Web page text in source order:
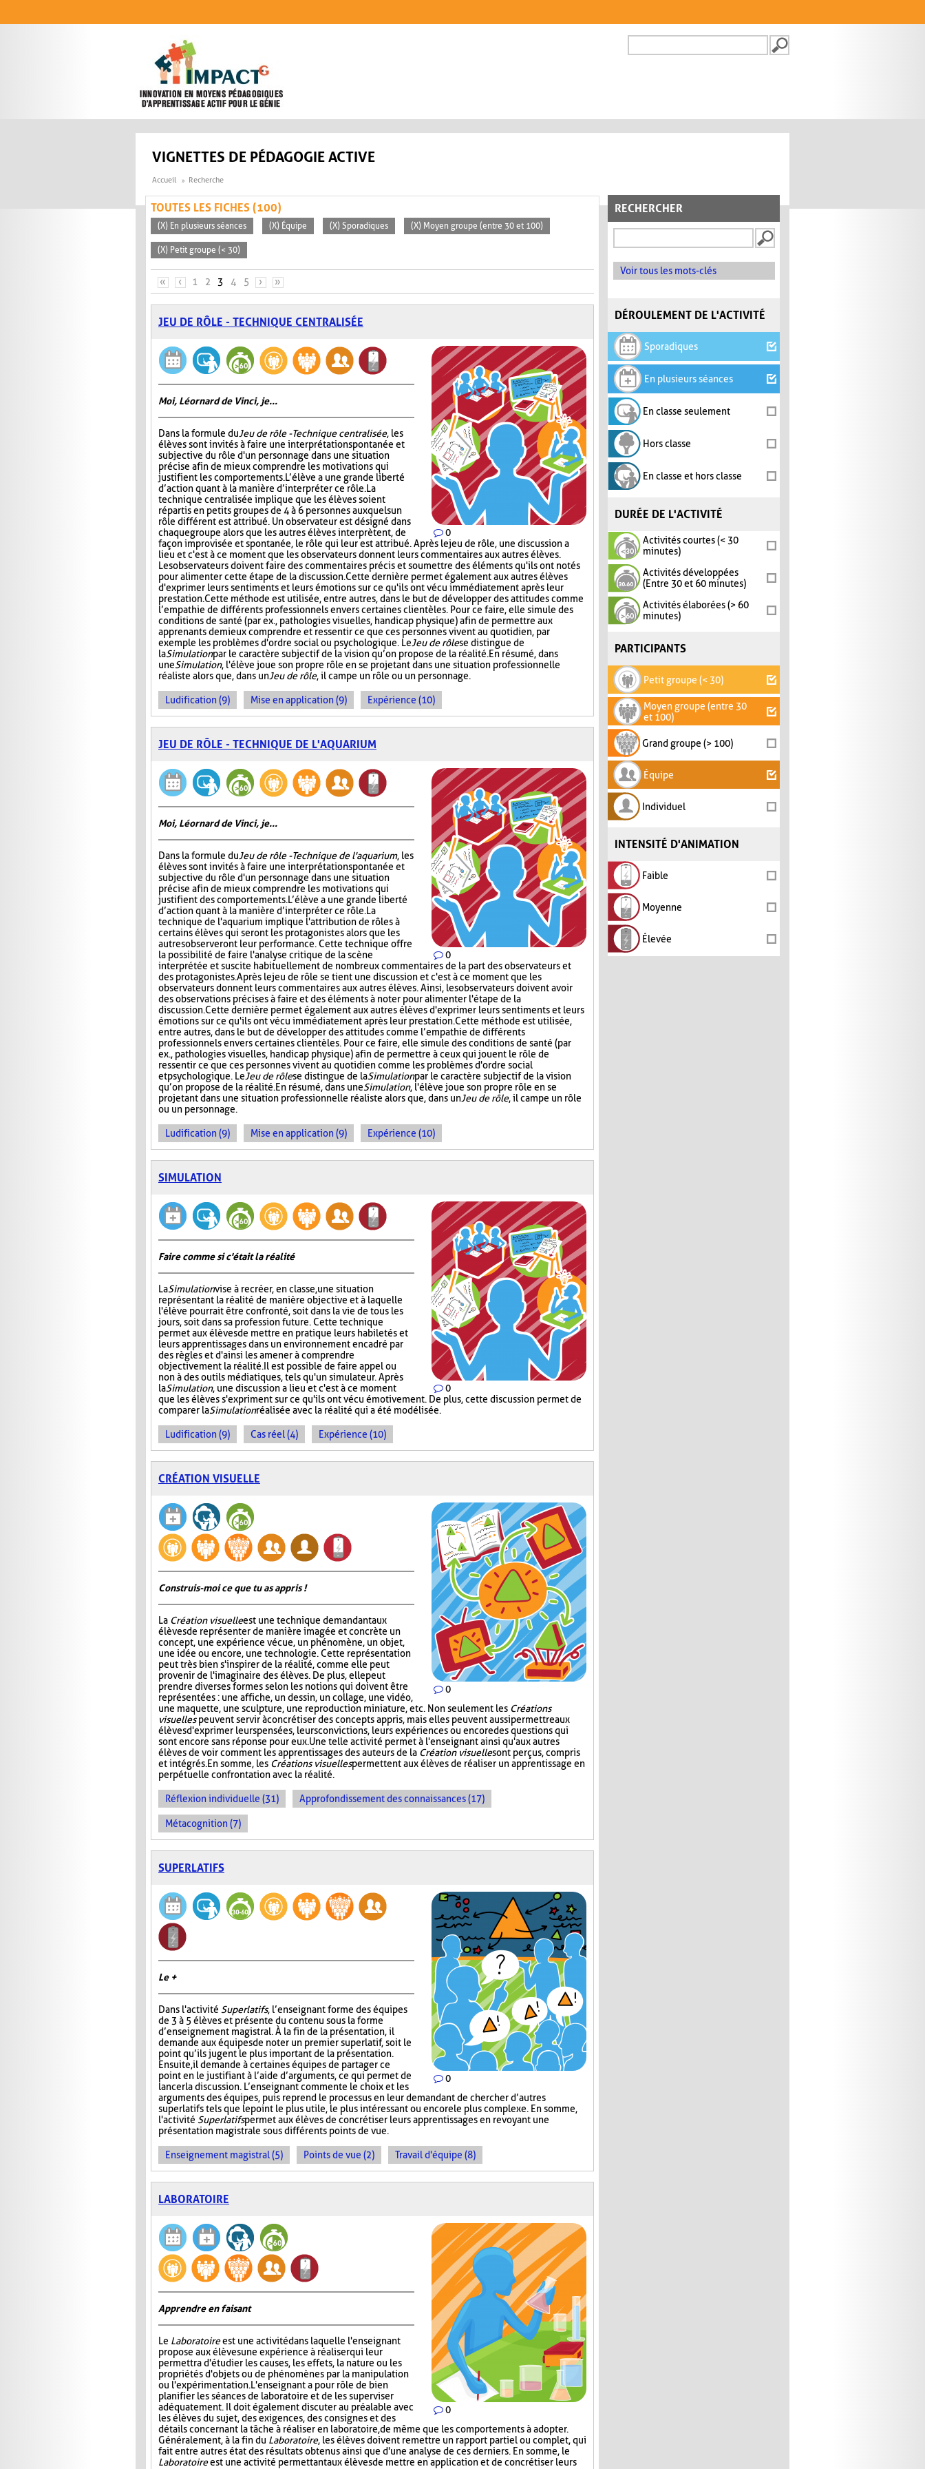
FORMULAIRE DE
VIGNETTES DE PÉDAGOGIE ACTIVE
Accueil Recherche
RECHERCHER
Voir tous les mots-clés
DÉROULEMENT DE L'ACTIVITÉ
Sporadiques
En plusieurs séances
En classe seulement
Hors classe
En classe et hors classe
DURÉE DE L'ACTIVITÉ
Activités courtes (< 30
minutes)
Activités développées
(Entre 30 et 60 minutes)
Activités élaborées (> 60
minutes)
PARTICIPANTS
Petit groupe (< 30)
Moyen groupe (entre 30
et 100)
Grand groupe (> 100)
Équipe
Individuel
INTENSITÉ D'ANIMATION
Faible
Moyenne
Élevée
TOUTES LES FICHES (100)
(X) En plusieurs séances (X) Équipe (X) Sporadiques (X) Moyen groupe (entre 30 et 100)
(X) Petit groupe (< 30)
PAGES
« ‹ 1 2 3 4 5 › »
JEU DE RÔLE - TECHNIQUE CENTRALISÉE
0
Moi, Léornard de Vinci, je...
Dans la formule duJeu de rôle - Technique centralisée, les
élèves sont invités à faire une interprétation spontanée et
subjective du rôle d'un personnage dans une situation
précise afin de mieux comprendre les motivations qui
justifient les comportements. L’élève a une grande liberté
d’action quant à la manière d’interpréter ce rôle. La
technique centralisée implique que les élèves soient
répartis en petits groupes de 4 à 6 personnes auxquels un
rôle différent est attribué. Un observateur est désigné dans
chaque groupe alors que les autres élèves interprètent, de
façon improvisée et spontanée, le rôle qui leur est attribué. Après le jeu de rôle, une discussion a
lieu et c'est à ce moment que les observateurs donnent leurs commentaires aux autres élèves.
Les observateurs doivent faire des commentaires précis et soumettre des éléments qu'ils ont notés
pour alimenter cette étape de la discussion. Cette dernière permet également aux autres élèves
d'exprimer leurs sentiments et leurs émotions sur ce qu'ils ont vécu immédiatement après leur
prestation. Cette méthode est utilisée, entre autres, dans le but de développer des attitudes comme
l’empathie de différents professionnels envers certaines clientèles. Pour ce faire, elle simule des
conditions de santé (par ex., pathologies visuelles, handicap physique) afin de permettre aux
apprenants de mieux comprendre et ressentir ce que ces personnes vivent au quotidien, par
exemple les problèmes d'ordre social ou psychologique. LeJeu de rôlese distingue de
laSimulationpar le caractère subjectif de la vision qu’on propose de la réalité. En résumé, dans
uneSimulation, l'élève joue son propre rôle en se projetant dans une situation professionnelle
réaliste alors que, dans unJeu de rôle, il campe un rôle ou un personnage.
Ludification (9) Mise en application (9) Expérience (10)
JEU DE RÔLE - TECHNIQUE DE L'AQUARIUM
0
Moi, Léornard de Vinci, je...
Dans la formule duJeu de rôle - Technique de l'aquarium, les
élèves sont invités à faire une interprétation spontanée et
subjective du rôle d'un personnage dans une situation
précise afin de mieux comprendre les motivations qui
justifient des comportements. L’élève a une grande liberté
d’action quant à la manière d’interpréter ce rôle. La
technique de l'aquarium implique l'attribution de rôles à
certains élèves qui seront les protagonistes alors que les
autres observeront leur performance. Cette technique offre
la possibilité de faire l'analyse critique de la scène
interprétée et suscite habituellement de nombreux commentaires de la part des observateurs et
des protagonistes. Après le jeu de rôle se tient une discussion et c'est à ce moment que les
observateurs donnent leurs commentaires aux autres élèves. Ainsi, les observateurs doivent avoir
des observations précises à faire et des éléments à noter pour alimenter l'étape de la
discussion. Cette dernière permet également aux autres élèves d'exprimer leurs sentiments et leurs
émotions sur ce qu'ils ont vécu immédiatement après leur prestation. Cette méthode est utilisée,
entre autres, dans le but de développer des attitudes comme l’empathie de différents
professionnels envers certaines clientèles. Pour ce faire, elle simule des conditions de santé (par
ex., pathologies visuelles, handicap physique) afin de permettre à ceux qui jouent le rôle de
ressentir ce que ces personnes vivent au quotidien comme les problèmes d'ordre social
et psychologique. LeJeu de rôlese distingue de laSimulationpar le caractère subjectif de la vision
qu’on propose de la réalité. En résumé, dans uneSimulation, l'élève joue son propre rôle en se
projetant dans une situation professionnelle réaliste alors que, dans unJeu de rôle, il campe un rôle
ou un personnage.
Ludification (9) Mise en application (9) Expérience (10)
SIMULATION
0
Faire comme si c'était la réalité
LaSimulationvise à recréer, en classe, une situation
représentant la réalité de manière objective et à laquelle
l'élève pourrait être confronté, soit dans la vie de tous les
jours, soit dans sa profession future. Cette technique
permet aux élèves de mettre en pratique leurs habiletés et
leurs apprentissages dans un environnement encadré par
des règles et d'ainsi les amener à comprendre
objectivement la réalité. Il est possible de faire appel ou
non à des outils médiatiques, tels qu'un simulateur. Après
laSimulation, une discussion a lieu et c'est à ce moment
que les élèves s'expriment sur ce qu'ils ont vécu émotivement. De plus, cette discussion permet de
comparer laSimulationréalisée avec la réalité qui a été modélisée.
Ludification (9) Cas réel (4) Expérience (10)
CRÉATION VISUELLE
0
Construis-moi ce que tu as appris !
La Création visuelleest une technique demandant aux
élèves de représenter de manière imagée et concrète un
concept, une expérience vécue, un phénomène, un objet,
une idée ou encore, une technologie. Cette représentation
peut très bien s'inspirer de la réalité, comme elle peut
provenir de l'imaginaire des élèves. De plus, elle peut
prendre diverses formes selon les notions qui doivent être
représentées : une affiche, un dessin, un collage, une vidéo,
une maquette, une sculpture, une reproduction miniature, etc. Non seulement les Créations
visuellespeuvent servir à concrétiser des concepts appris, mais elles peuvent aussi permettre aux
élèves d'exprimer leurs pensées, leurs convictions, leurs expériences ou encore des questions qui
sont encore sans réponse pour eux. Une telle activité permet à l'enseignant ainsi qu'aux autres
élèves de voir comment les apprentissages des auteurs de la Création visuellesont perçus, compris
et intégrés. En somme, les Créations visuellespermettent aux élèves de réaliser un apprentissage en
perpétuelle confrontation avec la réalité.
Réflexion individuelle (31) Approfondissement des connaissances (17)
Métacognition (7)
SUPERLATIFS
0
Le +
Dans l'activité Superlatifs, l’enseignant forme des équipes
de 3 à 5 élèves et présente du contenu sous la forme
d’enseignement magistral. À la fin de la présentation, il
demande aux équipes de noter un premier superlatif, soit le
point qu’ils jugent le plus important de la présentation.
Ensuite, il demande à certaines équipes de partager ce
point en le justifiant à l’aide d’arguments, ce qui permet de
lancer la discussion. L’enseignant commente le choix et les
arguments des équipes, puis reprend le processus en leur demandant de chercher d’autres
superlatifs tels que le point le plus utile, le plus intéressant ou encore le plus complexe. En somme,
l'activité Superlatifspermet aux élèves de concrétiser leurs apprentissages en revoyant une
présentation magistrale sous différents points de vue.
Enseignement magistral (5) Points de vue (2) Travail d'équipe (8)
LABORATOIRE
0
Apprendre en faisant
Le Laboratoireest une activité dans laquelle l'enseignant
propose aux élèves une expérience à réaliser qui leur
permettra d'étudier les causes, les effets, la nature ou les
propriétés d'objets ou de phénomènes par la manipulation
ou l'expérimentation. L'enseignant a pour rôle de bien
planifier les séances de laboratoire et de les superviser
adéquatement. Il doit également discuter au préalable avec
les élèves du sujet, des exigences, des consignes et des
détails concernant la tâche à réaliser en laboratoire, de même que les comportements à adopter.
Généralement, à la fin du Laboratoire, les élèves doivent remettre un rapport partiel ou complet, qui
fait entre autres état des résultats obtenus ainsi que d'une analyse de ces derniers. En somme, le
Laboratoireest une activité permettant aux élèves de mettre en application et de concrétiser leurs